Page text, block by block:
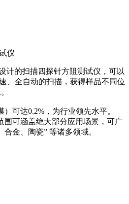
仪
计的扫描四探针方阻测试仪，可以
、全自动的扫描，获得样品不同位
可达0.2%，为行业领先水平。
围可涵盖绝大部分应用场景，可广
金、陶瓷” 等诸多领域。